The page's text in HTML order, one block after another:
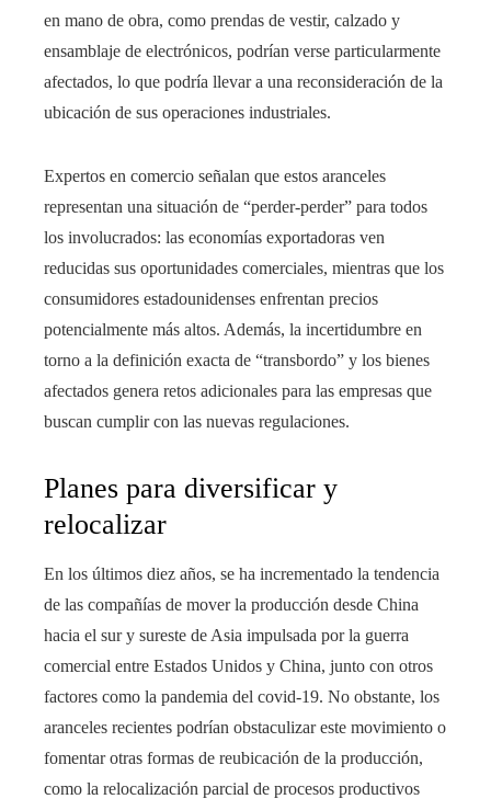
en mano de obra, como prendas de vestir, calzado y
ensamblaje de electrónicos, podrían verse particularmente
afectados, lo que podría llevar a una reconsideración de la
ubicación de sus operaciones industriales.
Expertos en comercio señalan que estos aranceles
representan una situación de “perder-perder” para todos
los involucrados: las economías exportadoras ven
reducidas sus oportunidades comerciales, mientras que los
consumidores estadounidenses enfrentan precios
potencialmente más altos. Además, la incertidumbre en
torno a la definición exacta de “transbordo” y los bienes
afectados genera retos adicionales para las empresas que
buscan cumplir con las nuevas regulaciones.
Planes para diversificar y
relocalizar
En los últimos diez años, se ha incrementado la tendencia
de las compañías de mover la producción desde China
hacia el sur y sureste de Asia impulsada por la guerra
comercial entre Estados Unidos y China, junto con otros
factores como la pandemia del covid-19. No obstante, los
aranceles recientes podrían obstaculizar este movimiento o
fomentar otras formas de reubicación de la producción,
como la relocalización parcial de procesos productivos